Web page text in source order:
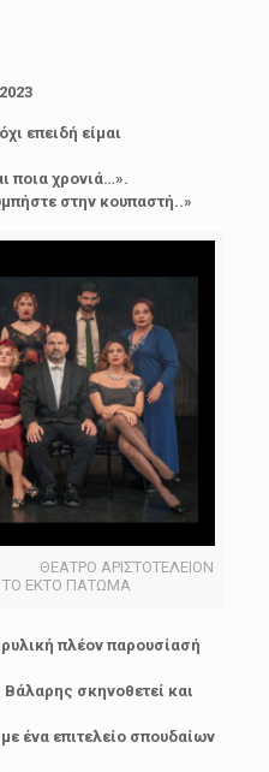
επειδή είμαι
ποια χρονιά…».
στην κουπαστή..»
ΤΟ ΕΚΤΟ ΠΑΤΩΜΑ
πλέον παρουσίασή
σκηνοθετεί και
ένα επιτελείο σπουδαίων